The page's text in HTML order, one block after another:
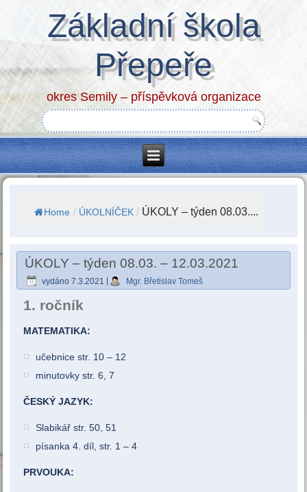
Základní škola
Přepeře
okres Semily – příspěvková organizace
Home / ÚKOLNÍČEK / ÚKOLY – týden 08.03....
ÚKOLY – týden 08.03. – 12.03.2021
vydáno 7.3.2021 Mgr. Břetislav Tomeš
1. ročník
MATEMATIKA:
učebnice str. 10 – 12
minutovky str. 6, 7
ČESKÝ JAZYK:
Slabikář str. 50, 51
písanka 4. díl, str. 1 – 4
PRVOUKA: